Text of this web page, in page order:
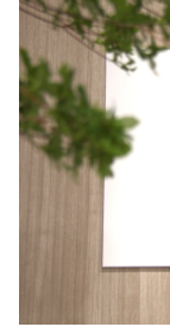
転職エージェント
転職成功ガイド
本選考
インターン
新卒エージェント
インタビュー
講座一覧
問題集
4択課題
スキルチェック
プログラミング言語
SQL
評価結果一覧
再チャレンジ結果一覧
ゲーム・マンガ
メディア
Tech Team Journal
paizaとは？